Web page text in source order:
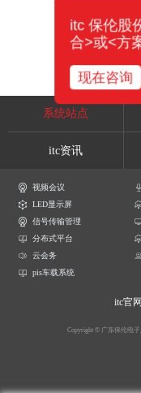
系统站点
itc资讯
视频会议
LED显示屏
信号传输管理
分布式平台
云会务
pis车载系统
itc官网
Copyright © 广东保伦电子
itc 保伦股
合>或<方
现在咨询